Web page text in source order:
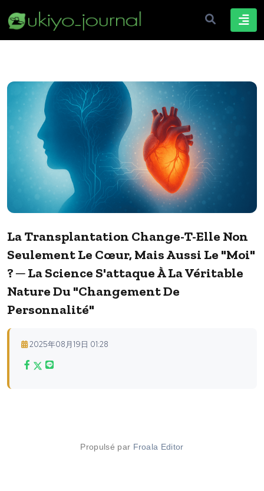
La Transplantation Change-T-Elle Non
Seulement Le Cœur, Mais Aussi Le "moi"
? ─ La Science S'attaque À La Véritable
Nature Du "changement De
Personnalité"
2025年08月19日 01:28
Propulsé par Froala Editor